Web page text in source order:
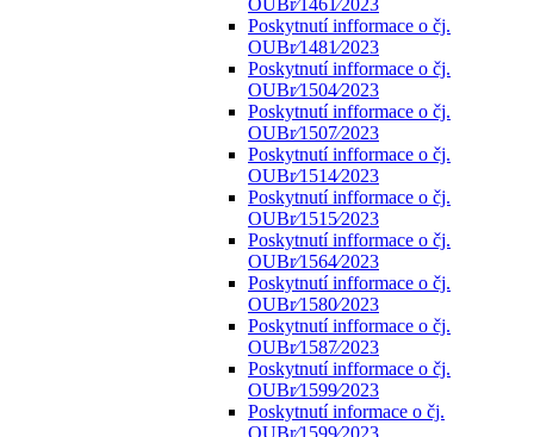
OUBr⁄1461⁄2023
Poskytnutí infformace o čj.
OUBr⁄1481⁄2023
Poskytnutí infformace o čj.
OUBr⁄1504⁄2023
Poskytnutí infformace o čj.
OUBr⁄1507⁄2023
Poskytnutí infformace o čj.
OUBr⁄1514⁄2023
Poskytnutí infformace o čj.
OUBr⁄1515⁄2023
Poskytnutí infformace o čj.
OUBr⁄1564⁄2023
Poskytnutí infformace o čj.
OUBr⁄1580⁄2023
Poskytnutí infformace o čj.
OUBr⁄1587⁄2023
Poskytnutí infformace o čj.
OUBr⁄1599⁄2023
Poskytnutí informace o čj.
OUBr⁄1599⁄2023